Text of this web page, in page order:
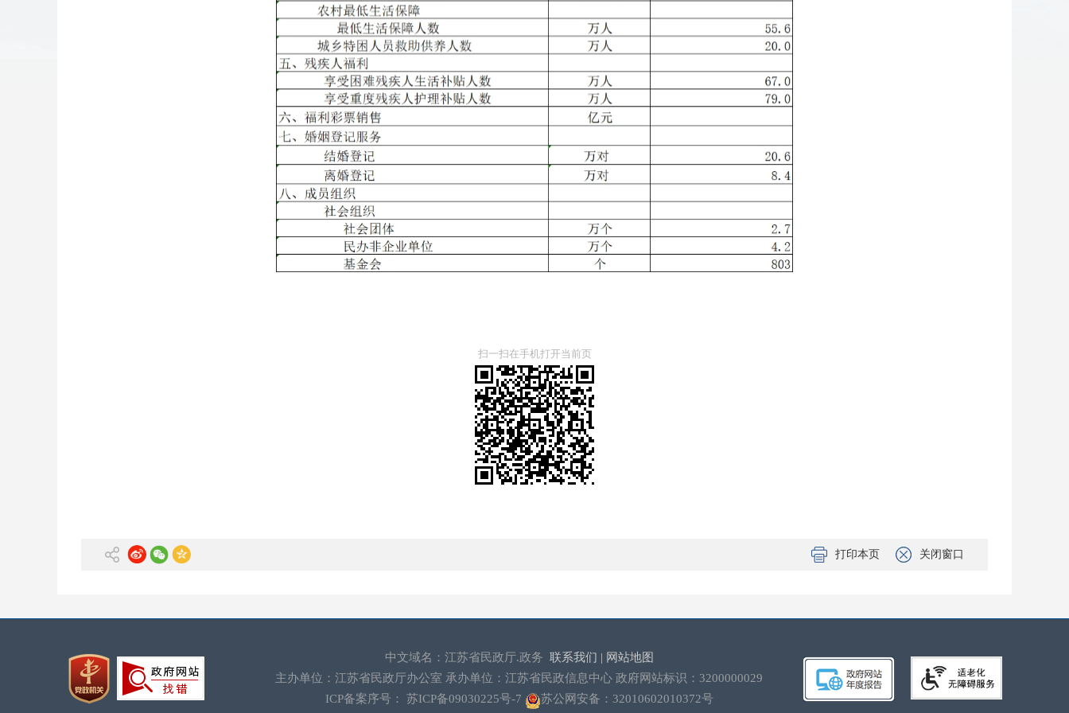
扫一扫在手机打开当前页
打印本页 关闭窗口
中文域名：江苏省民政厅.政务 联系我们 | 网站地图
主办单位：江苏省民政厅办公室 承办单位：江苏省民政信息中心 政府网站标识：3200000029
ICP备案序号： 苏ICP备09030225号-7 苏公网安备：32010602010372号